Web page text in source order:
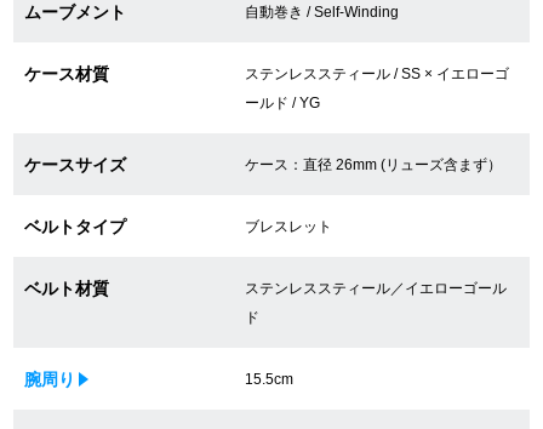
買取・下取りをご希望の方
買取ご成約者様限定5万円クーポン
75%以上保証！中古商品高価買戻し
ムーブメント 自動巻き / Self-Winding
ケース材質
ステンレススティール / SS × イエローゴ
ールド / YG
ケースサイズ ケース：直径 26mm (リューズ含まず）
ベルトタイプ ブレスレット
ベルト材質
ステンレススティール／イエローゴール
ド
腕周り 15.5cm